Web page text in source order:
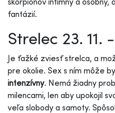
fantázií.
Strelec 23. 11.
Je ťažké zviesť strelca, a
pre okolie. Sex s ním môže
intenzívny. Nemá žiadny
milencami, len aby upokojil
veľa slobody a samoty.